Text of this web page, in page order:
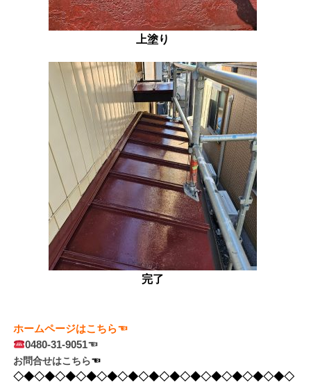
上塗り
完了
ホームページはこちら☜
0480-31-9051☜
お問合せはこちら☜
◇◆◇◆◇◆◇◆◇◆◇◆◇◆◇◆◇◆◇◆◇◆◇◆◇◆◇